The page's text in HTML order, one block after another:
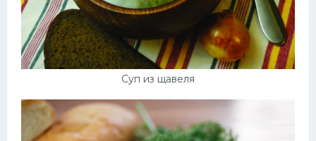
Суп из щавеля